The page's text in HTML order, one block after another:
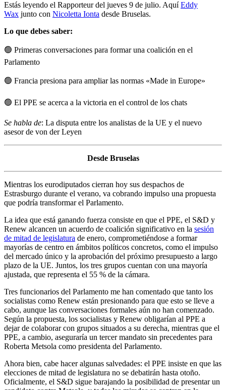
Estás leyendo el Rapporteur del jueves 9 de julio. AquíEddy
Wax junto con Nicoletta Ionta desde Bruselas.
Lo que debes saber:
🟢 Primeras conversaciones para formar una coalición en el
Parlamento
🟢 Francia presiona para ampliar las normas «Made in Europe»
🟢 El PPE se acerca a la victoria en el control de los chats
Se habla de: La disputa entre los analistas de la UE y el nuevo
asesor de von der Leyen
Desde Bruselas
Mientras los eurodiputados cierran hoy sus despachos de
Estrasburgo durante el verano, va cobrando impulso una propuesta
que podría transformar el Parlamento.
La idea que está ganando fuerza consiste en que el PPE, el S&D y
Renew alcancen un acuerdo de coalición significativo en la sesión
de mitad de legislatura de enero, comprometiéndose a formar
mayorías de centro en ámbitos políticos concretos, como el impulso
del mercado único y la aprobación del próximo presupuesto a largo
plazo de la UE. Juntos, los tres grupos cuentan con una mayoría
ajustada, que representa el 55 % de la cámara.
Tres funcionarios del Parlamento me han comentado que tanto los
socialistas como Renew están presionando para que esto se lleve a
cabo, aunque las conversaciones formales aún no han comenzado.
Según la propuesta, los socialistas y Renew obligarían al PPE a
dejar de colaborar con grupos situados a su derecha, mientras que el
PPE, a cambio, aseguraría un tercer mandato sin precedentes para
Roberta Metsola como presidenta del Parlamento.
Ahora bien, cabe hacer algunas salvedades: el PPE insiste en que las
elecciones de mitad de legislatura no se debatirán hasta otoño.
Oficialmente, el S&D sigue barajando la posibilidad de presentar un